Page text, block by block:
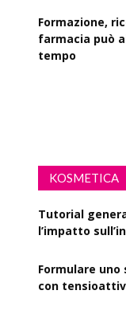
Formazione,
farmacia può
tempo
KOSMETICA
Tutorial
l’impatto
Formulare
con